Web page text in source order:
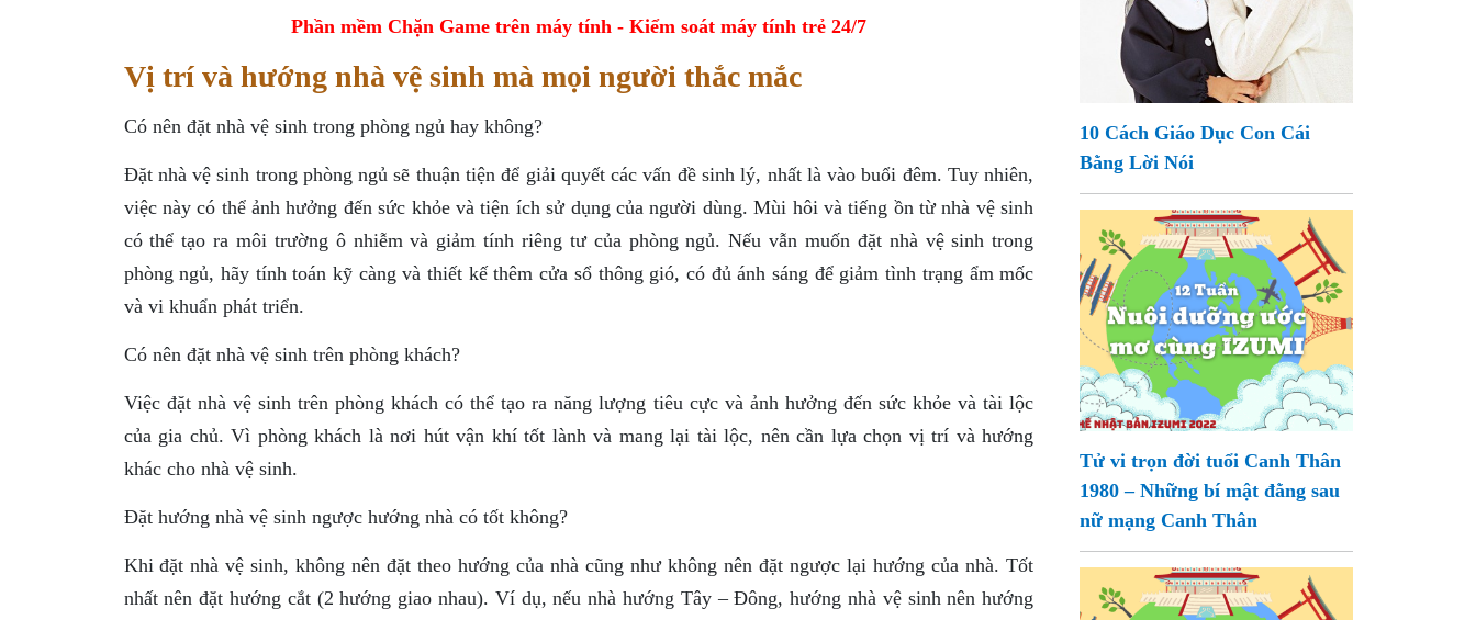
Phần mềm Chặn Game trên máy tính - Kiểm soát máy tính trẻ 24/7
Vị trí và hướng nhà vệ sinh mà mọi người thắc mắc
Có nên đặt nhà vệ sinh trong phòng ngủ hay không?
Đặt nhà vệ sinh trong phòng ngủ sẽ thuận tiện để giải quyết các vấn đề sinh lý, nhất là vào buổi đêm. Tuy nhiên,
việc này có thể ảnh hưởng đến sức khỏe và tiện ích sử dụng của người dùng. Mùi hôi và tiếng ồn từ nhà vệ sinh
có thể tạo ra môi trường ô nhiễm và giảm tính riêng tư của phòng ngủ. Nếu vẫn muốn đặt nhà vệ sinh trong
phòng ngủ, hãy tính toán kỹ càng và thiết kế thêm cửa sổ thông gió, có đủ ánh sáng để giảm tình trạng ẩm mốc
và vi khuẩn phát triển.
Có nên đặt nhà vệ sinh trên phòng khách?
Việc đặt nhà vệ sinh trên phòng khách có thể tạo ra năng lượng tiêu cực và ảnh hưởng đến sức khỏe và tài lộc
của gia chủ. Vì phòng khách là nơi hút vận khí tốt lành và mang lại tài lộc, nên cần lựa chọn vị trí và hướng
khác cho nhà vệ sinh.
Đặt hướng nhà vệ sinh ngược hướng nhà có tốt không?
Khi đặt nhà vệ sinh, không nên đặt theo hướng của nhà cũng như không nên đặt ngược lại hướng của nhà. Tốt
nhất nên đặt hướng cắt (2 hướng giao nhau). Ví dụ, nếu nhà hướng Tây – Đông, hướng nhà vệ sinh nên hướng
10 Cách Giáo Dục Con Cái
Bằng Lời Nói
Tử vi trọn đời tuổi Canh Thân
1980 – Những bí mật đằng sau
nữ mạng Canh Thân